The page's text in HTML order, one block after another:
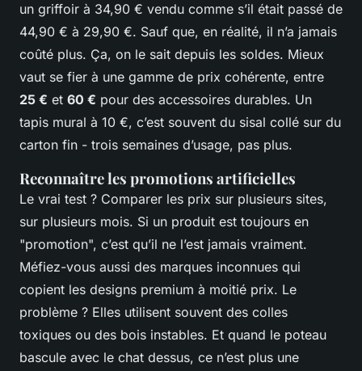
un griffoir à 34,90 € vendu comme s’il était passé de
44,90 € à 29,90 €. Sauf que, en réalité, il n’a jamais
coûté plus. Ça, on le sait depuis les soldes. Mieux
vaut se fier à une gamme de prix cohérente, entre
25 € et 60 € pour des accessoires durables. Un
tapis mural à 10 €, c’est souvent du sisal collé sur du
carton fin - trois semaines d’usage, pas plus.
Reconnaître les promotions artificielles
Le vrai test ? Comparer les prix sur plusieurs sites,
sur plusieurs mois. Si un produit est toujours en
"promotion", c’est qu’il ne l’est jamais vraiment.
Méfiez-vous aussi des marques inconnues qui
copient les designs premium à moitié prix. Le
problème ? Elles utilisent souvent des colles
toxiques ou des bois instables. Et quand le poteau
bascule avec le chat dessus, ce n’est plus une